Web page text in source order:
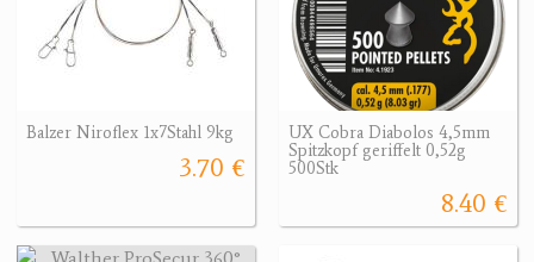
Balzer Niroflex 1x7Stahl 9kg
3.70 €
UX Cobra Diabolos 4,5mm
Spitzkopf geriffelt 0,52g
500Stk
8.40 €